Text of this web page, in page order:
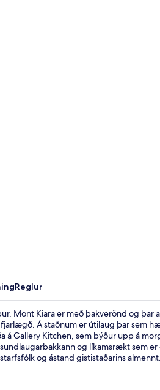
Reglur
Mont Kiara er með þakverönd og þar
Á staðnum er útilaug þar sem
á Gallery Kitchen, sem býður upp á
og líkamsrækt sem
og ástand gististaðarins almennt.